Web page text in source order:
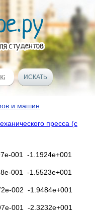
и машин
пресса (с
001 -1.1924e+001
001 -1.5523e+001
002 -1.9484e+001
001 -2.3232e+001